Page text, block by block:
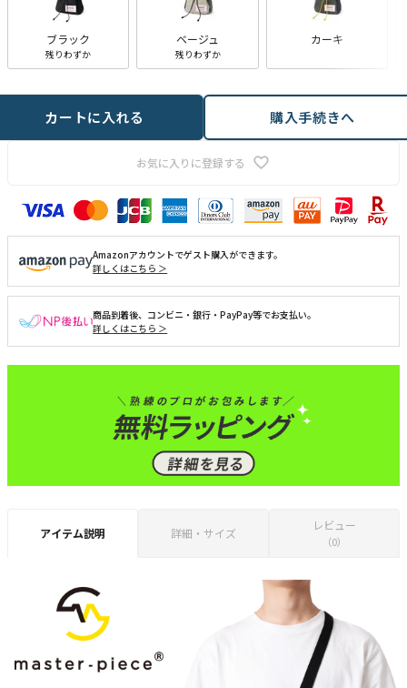
ブラック
残りわずか
ベージュ
残りわずか
カーキ
お気に入りに登録する
カートに入れる 購入手続きへ
Amazonアカウントでゲスト購入ができます。
詳しくはこちら ＞
商品到着後、コンビニ・銀行・PayPay等でお支払い。
詳しくはこちら ＞
アイテム説明 詳細・サイズ
レビュー
（0）